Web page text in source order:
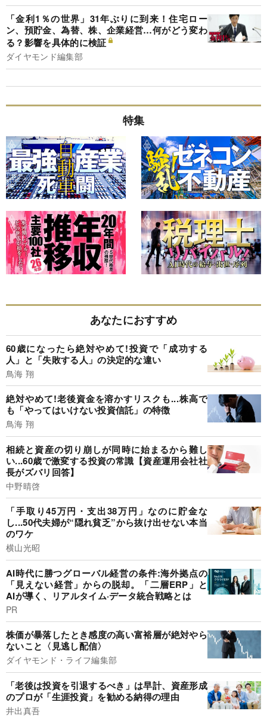
「金利1％の世界」31年ぶりに到来！住宅ロー
ン、預貯金、為替、株、企業経営…何がどう変わ
る？影響を具体的に検証
ダイヤモンド編集部
特集
あなたにおすすめ
60歳になったら絶対やめて!投資で「成功する
人」と「失敗する人」の決定的な違い
鳥海 翔
絶対やめて!老後資金を溶かすリスクも...株高で
も「やってはいけない投資信託」の特徴
鳥海 翔
相続と資産の切り崩しが同時に始まるから難し
い...60歳で激変する投資の常識【資産運用会社社
長がズバリ回答】
中野晴啓
「手取り45万円・支出38万円」なのに貯金な
し...50代夫婦が“隠れ貧乏”から抜け出せない本当
のワケ
横山光昭
AI時代に勝つグローバル経営の条件:海外拠点の
「見えない経営」からの脱却。「二層ERP」と
AIが導く、リアルタイム·データ統合戦略とは
PR
株価が暴落したとき感度の高い富裕層が絶対やら
ないこと〈見逃し配信〉
ダイヤモンド・ライフ編集部
「老後は投資を引退するべき」は早計、資産形成
のプロが「生涯投資」を勧める納得の理由
井出真吾